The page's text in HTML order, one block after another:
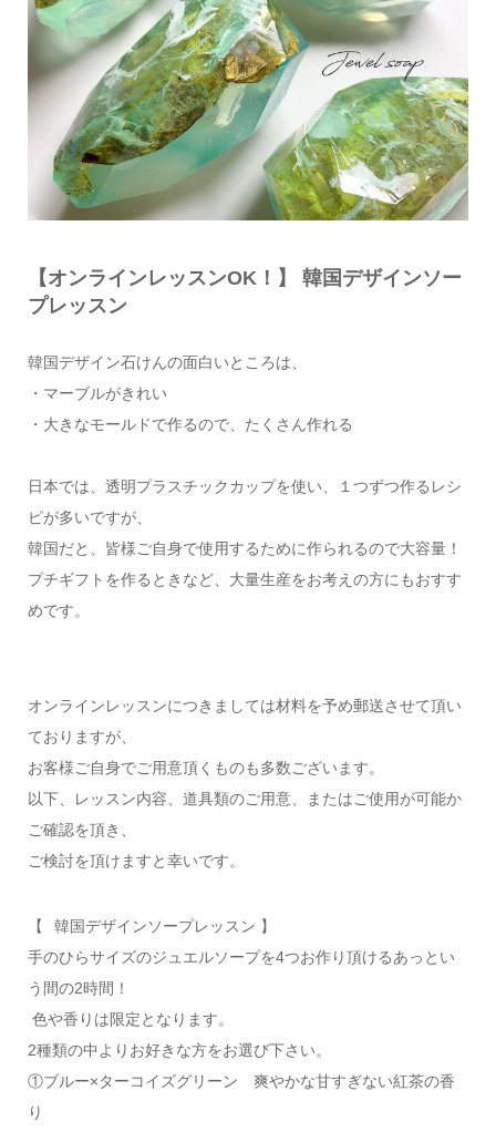
【オンラインレッスンOK！】 韓国デザインソー
プレッスン
韓国デザイン石けんの面白いところは、
・マーブルがきれい
・大きなモールドで作るので、たくさん作れる
日本では、透明プラスチックカップを使い、１つずつ作るレシ
ピが多いですが、
韓国だと、皆様ご自身で使用するために作られるので大容量！
プチギフトを作るときなど、大量生産をお考えの方にもおすす
めです。
オンラインレッスンにつきましては材料を予め郵送させて頂い
ておりますが、
お客様ご自身でご用意頂くものも多数ございます。
以下、レッスン内容、道具類のご用意、またはご使用が可能か
ご確認を頂き、
ご検討を頂けますと幸いです。
【⠀韓国デザインソープレッスン 】
手のひらサイズのジュエルソープを4つお作り頂けるあっとい
う間の2時間！
色や香りは限定となります。
2種類の中よりお好きな方をお選び下さい。
①ブルー×ターコイズグリーン 爽やかな甘すぎない紅茶の香
り